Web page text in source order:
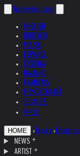
helnwein .com
ENGLISH
DEUTSCH
POLSKI
ESPAÑOL
ČEŠTINA
ITALIANO
FRANÇAIS
РУССКИЙ
日本語
中文
HOME › Topics ›
NEWS
ARTIST